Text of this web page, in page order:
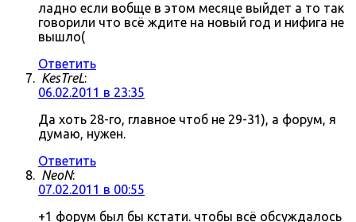
ладно если вобще в этом месяце выйдет а то так
говорили что всё ждите на новый год и нифига не
вышло(
Ответить
KesTreL:
06.02.2011 в 23:35
Да хоть 28-го, главное чтоб не 29-31), а форум, я
думаю, нужен.
Ответить
NeoN:
07.02.2011 в 00:55
+1 форум был бы кстати. чтобы всё обсуждалось